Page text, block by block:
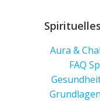
Aura &
FAQ